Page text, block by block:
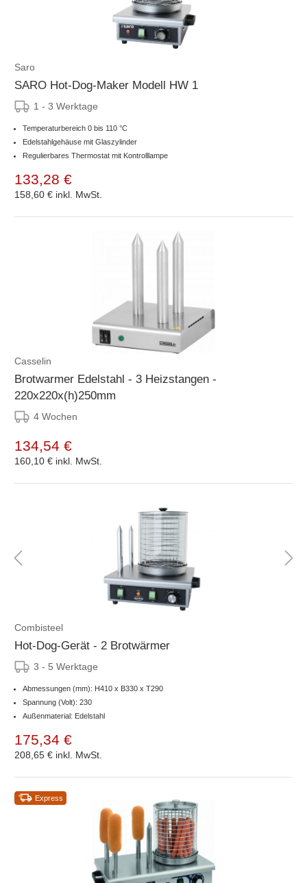
Saro
SARO Hot-Dog-Maker Modell HW 1
1 - 3 Werktage
Temperaturbereich 0 bis 110 °C
Edelstahlgehäuse mit Glaszylinder
Regulierbares Thermostat mit Kontrolllampe
133,28 €
158,60 € inkl. MwSt.
Casselin
Brotwarmer Edelstahl - 3 Heizstangen -
220x220x(h)250mm
4 Wochen
134,54 €
160,10 € inkl. MwSt.
Combisteel
Hot-Dog-Gerät - 2 Brotwärmer
3 - 5 Werktage
Abmessungen (mm): H410 x B330 x T290
Spannung (Volt): 230
Außenmaterial: Edelstahl
175,34 €
208,65 € inkl. MwSt.
Express